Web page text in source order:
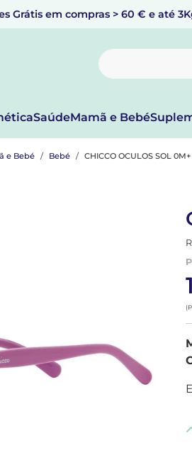
Grátis em compras > 60 € e até
SaúdeMamã e Bebé
e Bebé Bebé CHICCO OCULOS SOL